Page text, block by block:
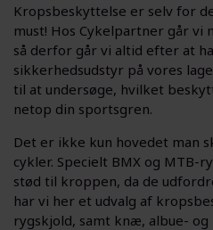
Kropsbeskyttelse er selv for
must! Hos Cykelpartner går vi
så derfor går vi altid efter at
sikkerhedsudstyr på vores
til at undersøge, hvilket
netop din sportsgren.
Det er ikke kun hovedet man
cykler. Specielt BMX og MTB-
stød til kroppen, da de
har vi her et udvalg af
rygskjold, samt knæ, albue-